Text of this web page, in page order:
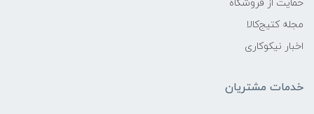
حمایت از فروشگاه
مجله کتیج‌کالا
اخبار نیکوکاری
خدمات مشتریان